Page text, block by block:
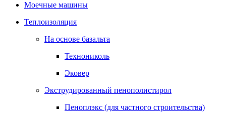
Моечные машины
Теплоизоляция
На основе базальта
Технониколь
Эковер
Экструдированный пенополистирол
Пеноплэкс (для частного строительства)